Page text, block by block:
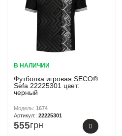
В НАЛИЧИИ
Футболка игровая SECO®
Sefa 22225301 цвет:
черный
1674
22225301
555грн